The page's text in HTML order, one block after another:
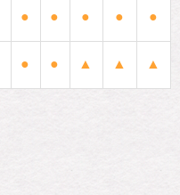
● ● ● ● ●
● ● ▲ ▲ ▲